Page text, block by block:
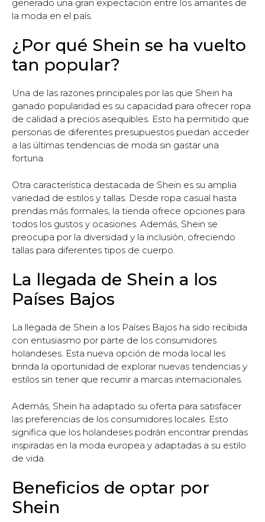
generado una gran expectación entre los amantes de
la moda en el país.
¿Por qué Shein se ha vuelto
tan popular?
Una de las razones principales por las que Shein ha
ganado popularidad es su capacidad para ofrecer ropa
de calidad a precios asequibles. Esto ha permitido que
personas de diferentes presupuestos puedan acceder
a las últimas tendencias de moda sin gastar una
fortuna.
Otra característica destacada de Shein es su amplia
variedad de estilos y tallas. Desde ropa casual hasta
prendas más formales, la tienda ofrece opciones para
todos los gustos y ocasiones. Además, Shein se
preocupa por la diversidad y la inclusión, ofreciendo
tallas para diferentes tipos de cuerpo.
La llegada de Shein a los
Países Bajos
La llegada de Shein a los Países Bajos ha sido recibida
con entusiasmo por parte de los consumidores
holandeses. Esta nueva opción de moda local les
brinda la oportunidad de explorar nuevas tendencias y
estilos sin tener que recurrir a marcas internacionales.
Además, Shein ha adaptado su oferta para satisfacer
las preferencias de los consumidores locales. Esto
significa que los holandeses podrán encontrar prendas
inspiradas en la moda europea y adaptadas a su estilo
de vida.
Beneficios de optar por
Shein